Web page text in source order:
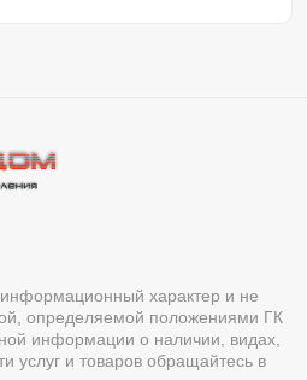
характер и не
определяемой положениями ГК
информации о наличии, видах,
услуг и товаров обращайтесь в